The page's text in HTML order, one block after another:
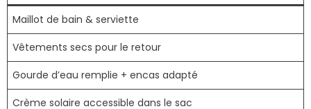
Maillot de bain & serviette
Vêtements secs pour le retour
Gourde d’eau remplie + encas adapté
Crème solaire accessible dans le sac